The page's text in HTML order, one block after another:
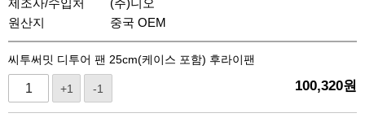
제조사/수입처
(주)니오
원산지
중국 OEM
씨투써밋 디투어 팬 25cm(케이스 포함) 후라이팬
+1 -1 100,320원